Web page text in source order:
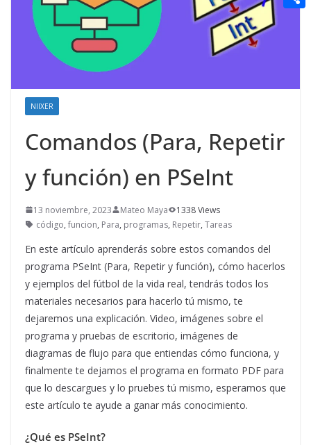
NIIXER
Comandos (Para, Repetir
y función) en PSeInt
13 noviembre, 2023 Mateo Maya
1338 Views
código, funcion, Para, programas, Repetir, Tareas
En este artículo aprenderás sobre estos comandos del
programa PSeInt (Para, Repetir y función), cómo hacerlos
y ejemplos del fútbol de la vida real, tendrás todos los
materiales necesarios para hacerlo tú mismo, te
dejaremos una explicación. Video, imágenes sobre el
programa y pruebas de escritorio, imágenes de
diagramas de flujo para que entiendas cómo funciona, y
finalmente te dejamos el programa en formato PDF para
que lo descargues y lo pruebes tú mismo, esperamos que
este artículo te ayude a ganar más conocimiento.
¿Qué es PSeInt?
n
s
a
p